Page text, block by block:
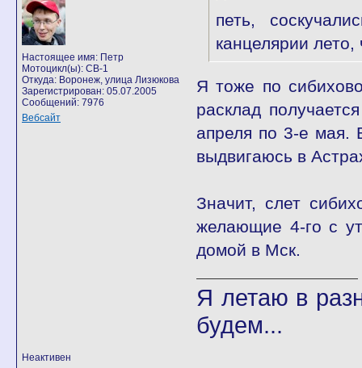
Настоящее имя: Петр
Мотоцикл(ы): CB-1
Откуда: Воронеж, улица Лизюкова
Зарегистрирован: 05.07.2005
Сообщений: 7976
Вебсайт
петь,
канцелярии
Я тоже по
расклад
апреля по 3-е мая.
выдвигаюсь в
Значит, слет
желающие 4-го с
домой в Мск.
Я летаю в
будем...
Неактивен